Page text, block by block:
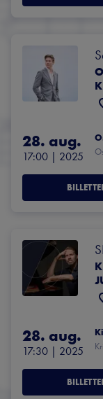
28. aug.
17:00 | 2025
28. aug.
17:30 | 2025